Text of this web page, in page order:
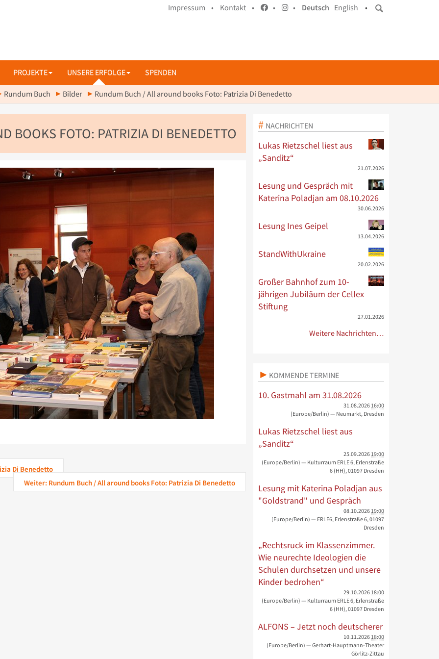
Impressum • Kontakt • • • Deutsch English •
PROJEKTE UNSERE ERFOLGE SPENDEN
Rundum Buch Bilder Rundum Buch / All around books Foto: Patrizia Di Benedetto
BOOKS FOTO: PATRIZIA DI BENEDETTO
Di Benedetto
Weiter: Rundum Buch / All around books Foto: Patrizia Di Benedetto
NACHRICHTEN
Lukas Rietzschel liest aus
„Sanditz“
21.07.2026
Lesung und Gespräch mit
Katerina Poladjan am 08.10.2026
30.06.2026
Lesung Ines Geipel
13.04.2026
StandWithUkraine
20.02.2026
Großer Bahnhof zum 10-
jährigen Jubiläum der Cellex
Stiftung
27.01.2026
Weitere Nachrichten…
KOMMENDE TERMINE
10. Gastmahl am 31.08.2026
31.08.2026 16:00
(Europe/Berlin) — Neumarkt, Dresden
Lukas Rietzschel liest aus
„Sanditz“
25.09.2026 19:00
(Europe/Berlin) — Kulturraum ERLE 6, Erlenstraße
6 (HH), 01097 Dresden
Lesung mit Katerina Poladjan aus
"Goldstrand" und Gespräch
08.10.2026 19:00
(Europe/Berlin) — ERLE6, Erlenstraße 6, 01097
Dresden
„Rechtsruck im Klassenzimmer.
Wie neurechte Ideologien die
Schulen durchsetzen und unsere
Kinder bedrohen“
29.10.2026 18:00
(Europe/Berlin) — Kulturraum ERLE 6, Erlenstraße
6 (HH), 01097 Dresden
ALFONS – Jetzt noch deutscherer
10.11.2026 18:00
(Europe/Berlin) — Gerhart-Hauptmann-Theater
Görlitz-Zittau